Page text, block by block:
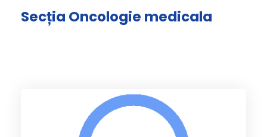
Secția Oncologie medicala